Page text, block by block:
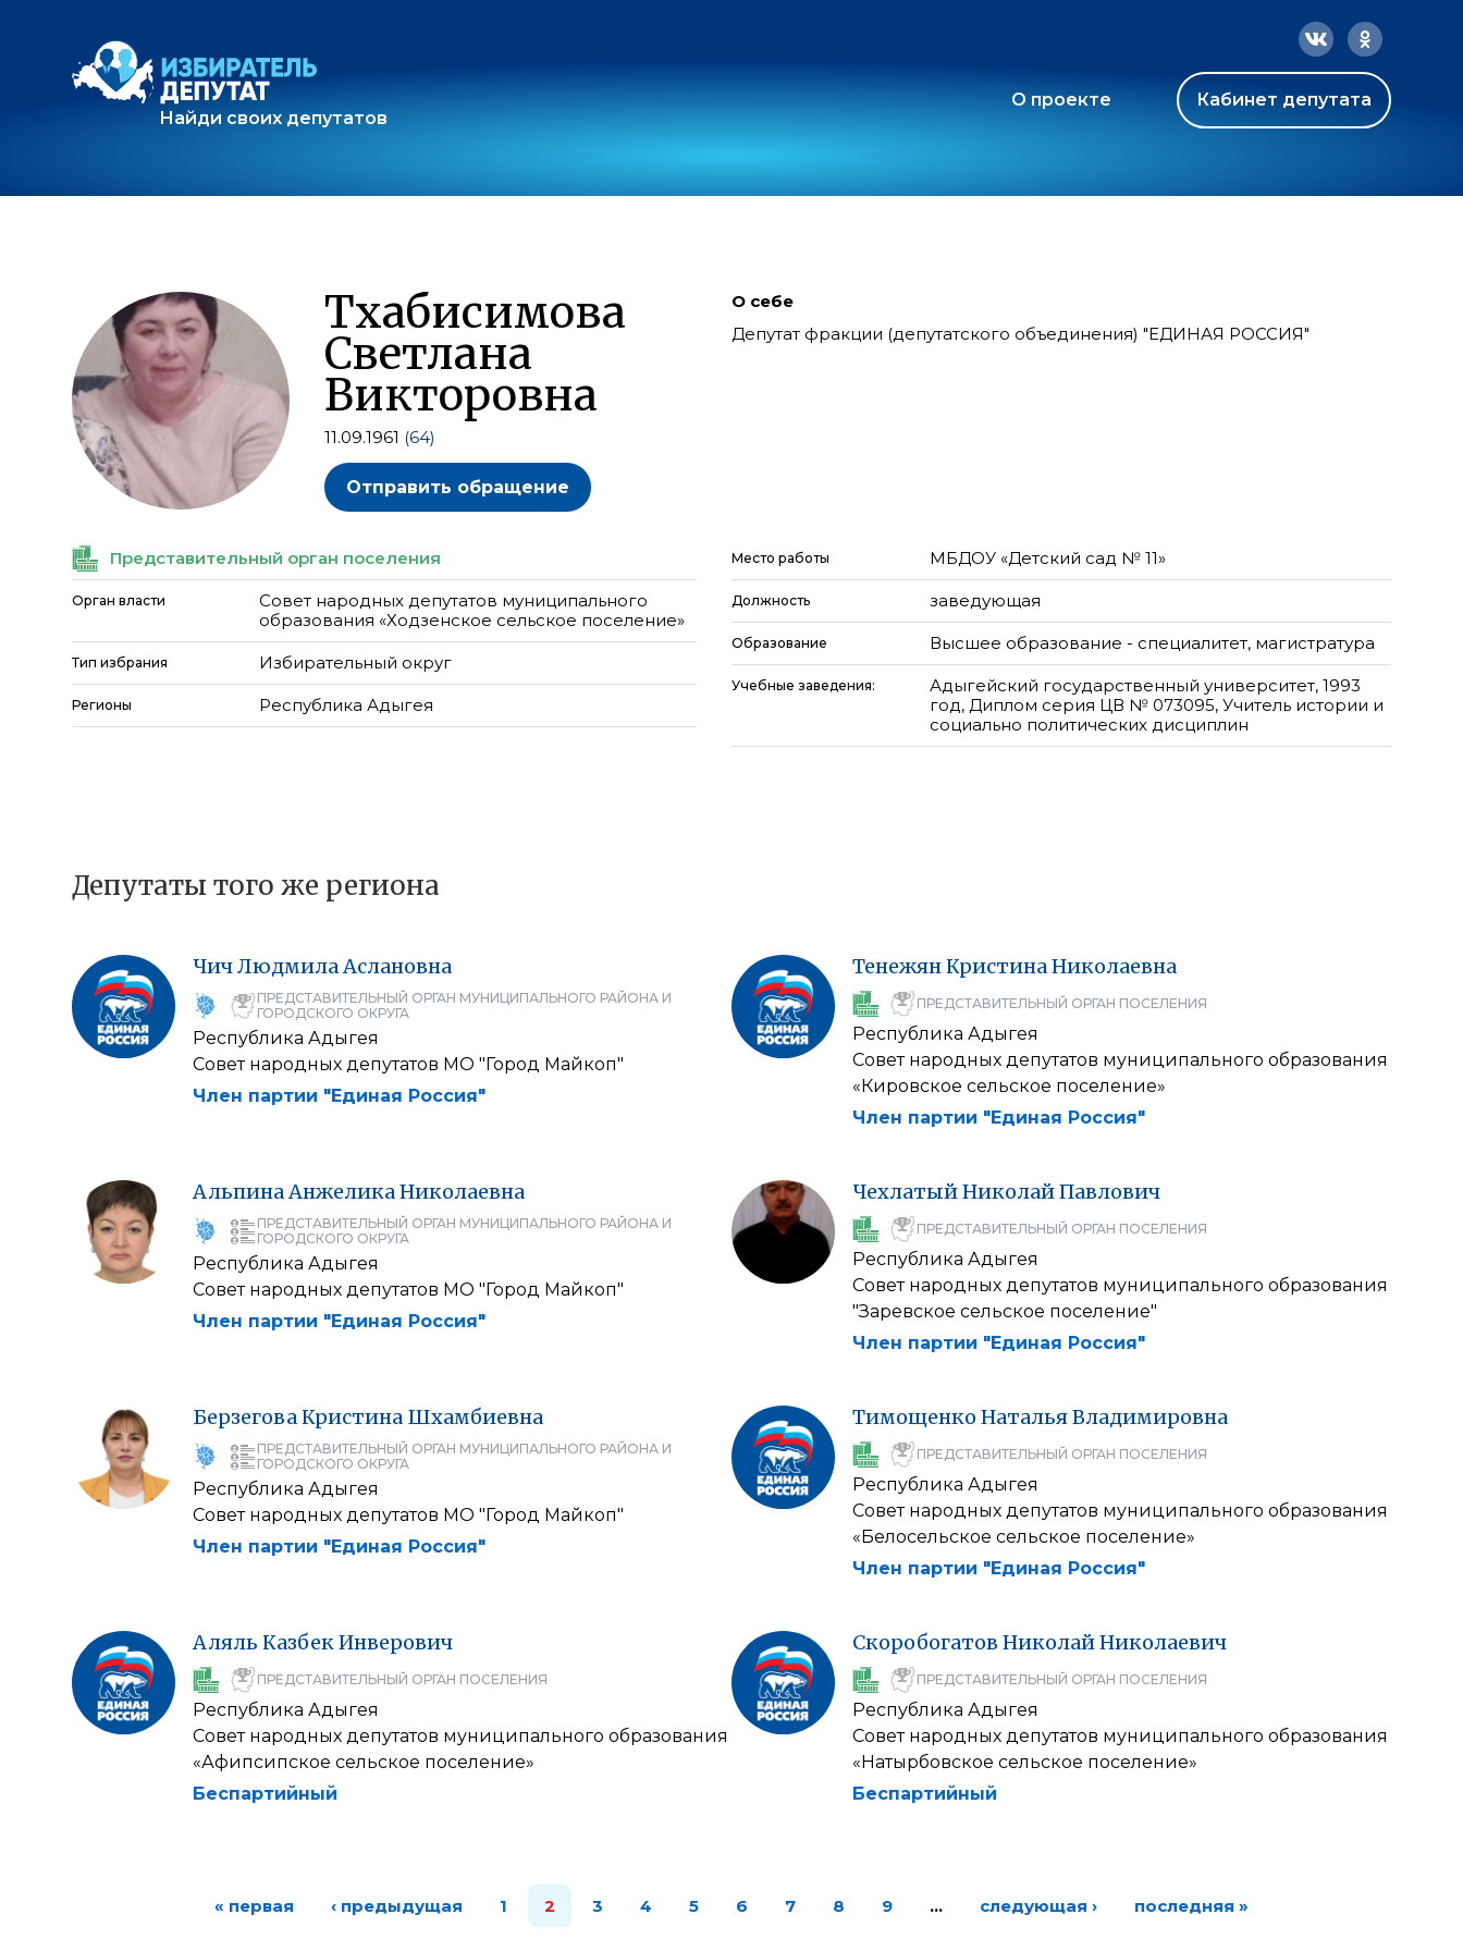
Найди своих депутатов
О проекте Кабинет депутата
Тхабисимова
Светлана
Викторовна
11.09.1961 (64)
Отправить обращение
О себе
Депутат фракции (депутатского объединения) "ЕДИНАЯ РОССИЯ"
Представительный орган поселения
Орган власти
Совет народных депутатов муниципального
образования «Ходзенское сельское поселение»
Тип избрания Избирательный округ
Регионы Республика Адыгея
Место работы МБДОУ «Детский сад № 11»
Должность заведующая
Образование Высшее образование - специалитет, магистратура
Учебные заведения:
Адыгейский государственный университет, 1993
год, Диплом серия ЦВ № 073095, Учитель истории и
социально политических дисциплин
Депутаты того же региона
ЧичЛюдмилаАслановна
ПРЕДСТАВИТЕЛЬНЫЙ ОРГАН МУНИЦИПАЛЬНОГО РАЙОНА И
ГОРОДСКОГО ОКРУГА
Республика Адыгея
Совет народных депутатов МО "Город Майкоп"
Член партии "Единая Россия"
Тенежян КристинаНиколаевна
ПРЕДСТАВИТЕЛЬНЫЙ ОРГАН ПОСЕЛЕНИЯ
Республика Адыгея
Совет народных депутатов муниципального образования
«Кировское сельское поселение»
Член партии "Единая Россия"
АльпинаАнжеликаНиколаевна
ПРЕДСТАВИТЕЛЬНЫЙ ОРГАН МУНИЦИПАЛЬНОГО РАЙОНА И
ГОРОДСКОГО ОКРУГА
Республика Адыгея
Совет народных депутатов МО "Город Майкоп"
Член партии "Единая Россия"
ЧехлатыйНиколайПавлович
ПРЕДСТАВИТЕЛЬНЫЙ ОРГАН ПОСЕЛЕНИЯ
Республика Адыгея
Совет народных депутатов муниципального образования
"Заревское сельское поселение"
Член партии "Единая Россия"
Берзегова Кристина Шхамбиевна
ПРЕДСТАВИТЕЛЬНЫЙ ОРГАН МУНИЦИПАЛЬНОГО РАЙОНА И
ГОРОДСКОГО ОКРУГА
Республика Адыгея
Совет народных депутатов МО "Город Майкоп"
Член партии "Единая Россия"
Тимощенко НатальяВладимировна
ПРЕДСТАВИТЕЛЬНЫЙ ОРГАН ПОСЕЛЕНИЯ
Республика Адыгея
Совет народных депутатов муниципального образования
«Белосельское сельское поселение»
Член партии "Единая Россия"
Аляль КазбекИнверович
ПРЕДСТАВИТЕЛЬНЫЙ ОРГАН ПОСЕЛЕНИЯ
Республика Адыгея
Совет народных депутатов муниципального образования
«Афипсипское сельское поселение»
Беспартийный
Скоробогатов НиколайНиколаевич
ПРЕДСТАВИТЕЛЬНЫЙ ОРГАН ПОСЕЛЕНИЯ
Республика Адыгея
Совет народных депутатов муниципального образования
«Натырбовское сельское поселение»
Беспартийный
« первая ‹ предыдущая 1 2 3 4 5 6 7 8 9 … следующая › последняя »